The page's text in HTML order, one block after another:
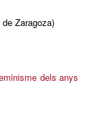
Zaragoza)
dels anys